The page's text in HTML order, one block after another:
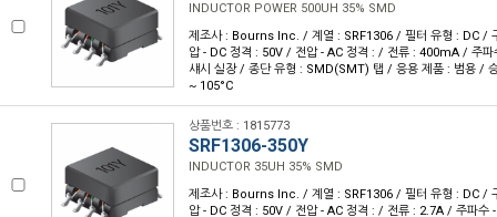
INDUCTOR POWER 500UH 35% SMD
제조사 : Bourns Inc. / 계열 : SRF1306 / 필터 유형 : DC /
압 - DC 정격 : 50V / 전압 - AC 정격 : / 전류 : 400mA / 주파
섀시 실장 / 종단 유형 : SMD(SMT) 탭 / 응용 제품 : 범용 /
~ 105°C
상품번호 : 1815773
SRF1306-350Y
INDUCTOR 35UH 35% SMD
제조사 : Bourns Inc. / 계열 : SRF1306 / 필터 유형 : DC /
압 - DC 정격 : 50V / 전압 - AC 정격 : / 전류 : 2.7A / 주파수